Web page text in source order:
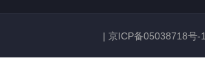
| 京ICP备05038718号-1